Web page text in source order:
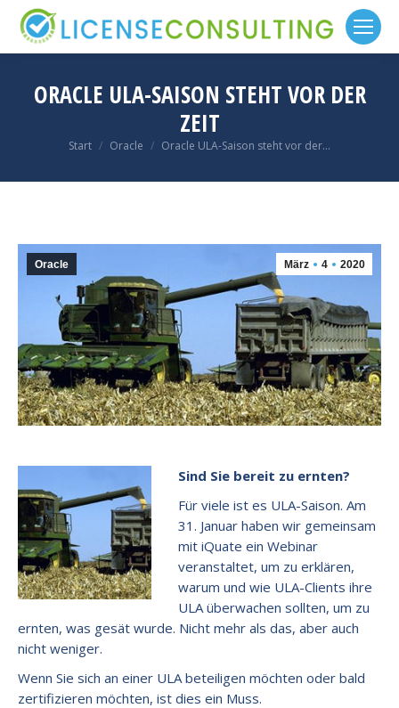
ORACLE ULA-SAISON STEHT VOR DER
ZEIT
Sie befinden sich hier:
Start Oracle Oracle ULA-Saison steht vor der…
März 4 2020
Oracle
Sind Sie bereit zu ernten?
Für viele ist es ULA-Saison. Am
31. Januar haben wir gemeinsam
mit iQuate ein Webinar
veranstaltet, um zu erklären,
warum und wie ULA-Clients ihre
ULA überwachen sollten, um zu
ernten, was gesät wurde. Nicht mehr als das, aber auch
nicht weniger.
Wenn Sie sich an einer ULA beteiligen möchten oder bald
zertifizieren möchten, ist dies ein Muss.